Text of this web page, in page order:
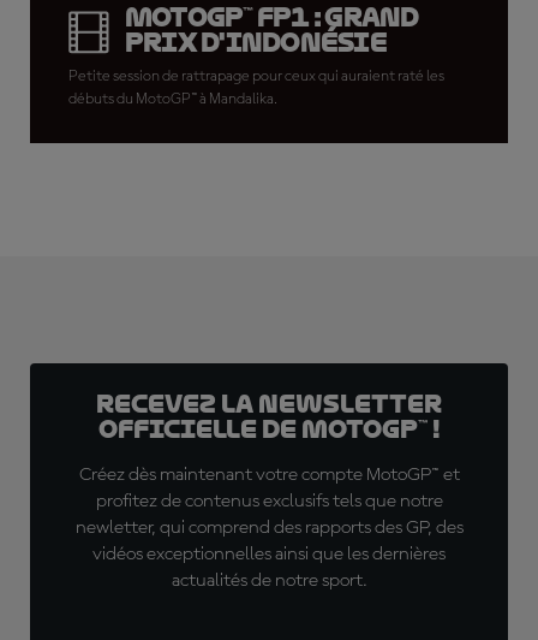
MotoGP™ FP1 : Grand
Prix d'Indonésie
Petite session de rattrapage pour ceux qui auraient raté les
débuts du MotoGP™ à Mandalika.
Recevez la Newsletter
officielle de MotoGP™ !
Créez dès maintenant votre compte MotoGP™ et
profitez de contenus exclusifs tels que notre
newletter, qui comprend des rapports des GP, des
vidéos exceptionnelles ainsi que les dernières
actualités de notre sport.